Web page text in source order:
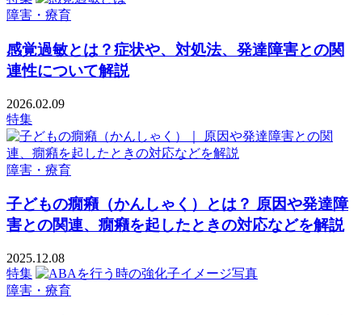
障害・療育
感覚過敏とは？症状や、対処法、発達障害との関
連性について解説
2026.02.09
特集
障害・療育
子どもの癇癪（かんしゃく）とは？ 原因や発達障
害との関連、癇癪を起したときの対応などを解説
2025.12.08
特集
障害・療育